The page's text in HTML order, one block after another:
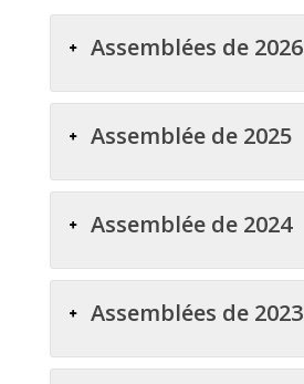
Assemblées de 2026
Assemblée de 2025
Assemblée de 2024
Assemblées de 2023